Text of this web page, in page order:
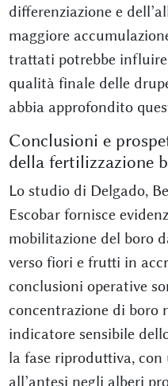
differenziazione e
maggiore
trattati potrebbe
qualità finale delle
abbia approfondito
Conclusioni e
della fertilizzazione
Lo studio di Delgado,
Escobar fornisce
mobilitazione del boro
verso fiori e frutti in
conclusioni operative
concentrazione di boro
indicatore sensibile
la fase riproduttiva,
all’antesi negli alberi